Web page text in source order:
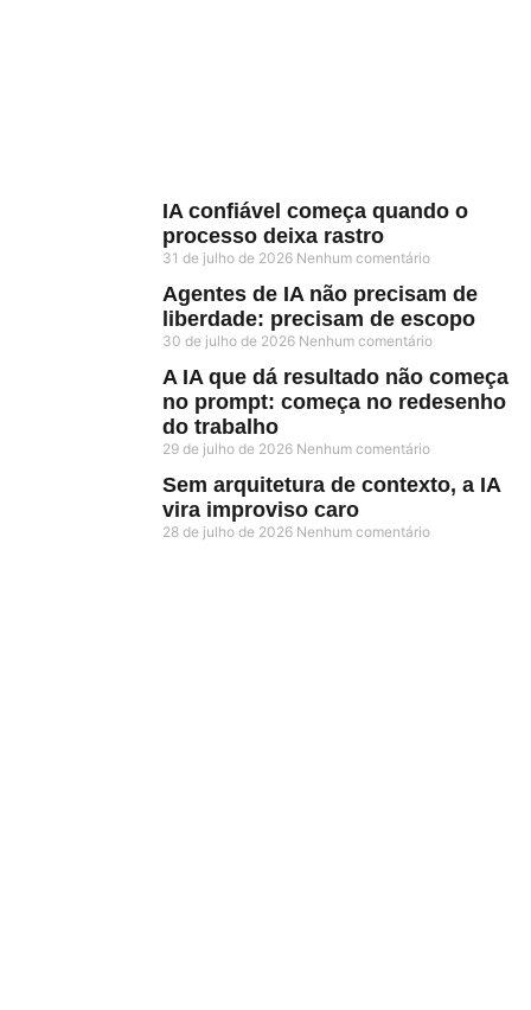
IA confiável começa quando o
processo deixa rastro
31 de julho de 2026 Nenhum comentário
Agentes de IA não precisam de
liberdade: precisam de escopo
30 de julho de 2026 Nenhum comentário
A IA que dá resultado não começa
no prompt: começa no redesenho
do trabalho
29 de julho de 2026 Nenhum comentário
Sem arquitetura de contexto, a IA
vira improviso caro
28 de julho de 2026 Nenhum comentário